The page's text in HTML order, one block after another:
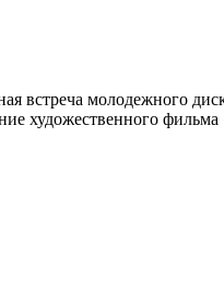
встреча молодежного
художественного фильма